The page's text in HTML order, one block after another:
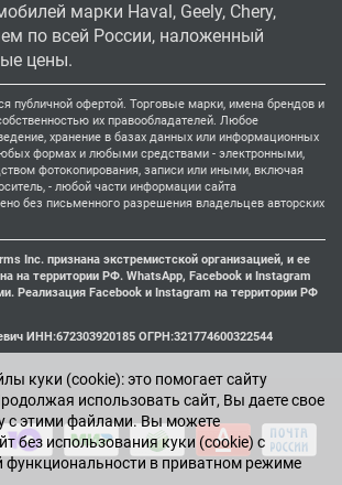
куки (cookie): это помогает сайту
использовать сайт, Вы даете свое
с этими файлами. Вы можете
без использования куки (cookie) с
функциональности в приватном режиме
марки Haval, Geely, Chery,
по всей России, наложенный
цены.
публичной офертой. Торговые марки, имена брендов и
их правообладателей. Любое
хранение в базах данных или информационных
формах и любыми средствами - электронными,
фотокопирования, записи или иными, включая
- любой части информации сайта
без письменного разрешения владельцев авторских
Inc. признана экстремистской организацией, и ее
на территории РФ. WhatsApp, Facebook и Instagram
Реализация Facebook и Instagram на территории РФ
ИНН:672303920185 ОГРН:321774600322544